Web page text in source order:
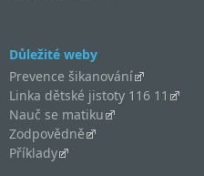
Důležité weby
Prevence šikanování
Linka dětské jistoty 116 11
Nauč se matiku
Zodpovědně
Příklady